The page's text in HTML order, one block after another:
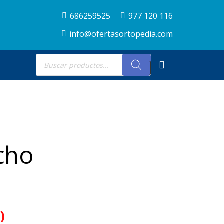
686259525
977 120 116
info@ofertasortopedia.com
Búsqueda
de
productos